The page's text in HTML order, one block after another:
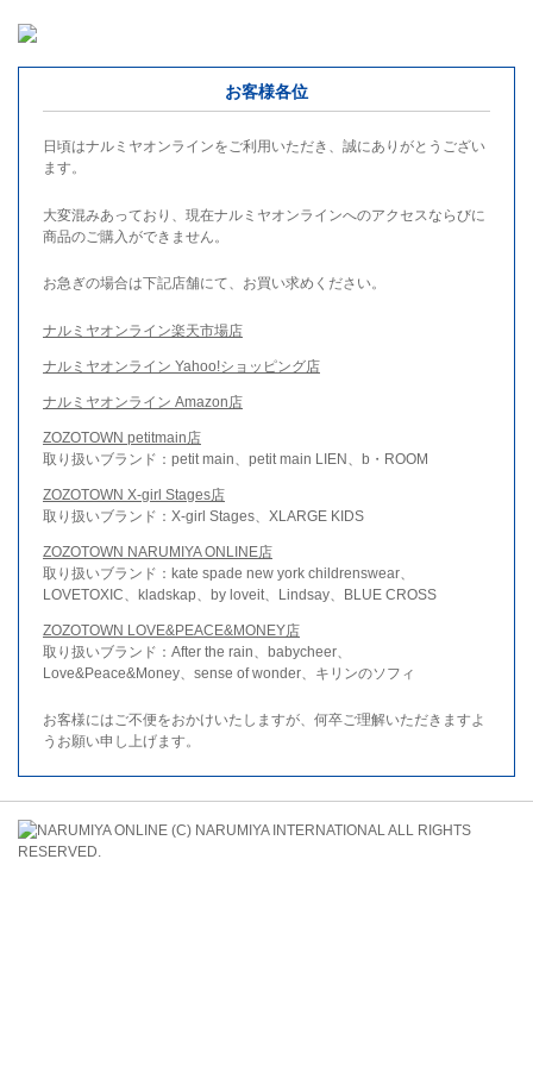
お客様各位
日頃はナルミヤオンラインをご利用いただき、誠にありがとうござい
ます。
大変混みあっており、現在ナルミヤオンラインへのアクセスならびに
商品のご購入ができません。
お急ぎの場合は下記店舗にて、お買い求めください。
ナルミヤオンライン楽天市場店
ナルミヤオンライン Yahoo!ショッピング店
ナルミヤオンライン Amazon店
ZOZOTOWN petitmain店
取り扱いブランド：petit main、petit main LIEN、b・ROOM
ZOZOTOWN X-girl Stages店
取り扱いブランド：X-girl Stages、XLARGE KIDS
ZOZOTOWN NARUMIYA ONLINE店
取り扱いブランド：kate spade new york childrenswear、
LOVETOXIC、kladskap、by loveit、Lindsay、BLUE CROSS
ZOZOTOWN LOVE&PEACE&MONEY店
取り扱いブランド：After the rain、babycheer、
Love&Peace&Money、sense of wonder、キリンのソフィ
お客様にはご不便をおかけいたしますが、何卒ご理解いただきますよ
うお願い申し上げます。